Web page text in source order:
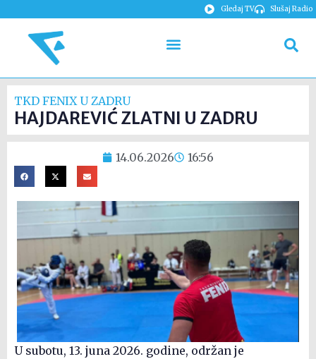
Gledaj TV Slušaj Radio
TKD FENIX U ZADRU
HAJDAREVIĆ ZLATNI U ZADRU
14.06.2026 16:56
U subotu, 13. juna 2026. godine, održan je